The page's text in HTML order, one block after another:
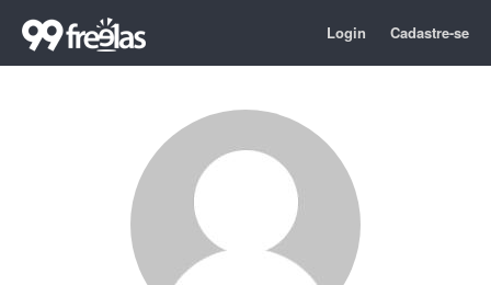
Login Cadastre-se